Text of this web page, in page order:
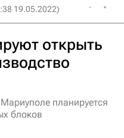
19.05.2022)
открыть
планируется
блоков